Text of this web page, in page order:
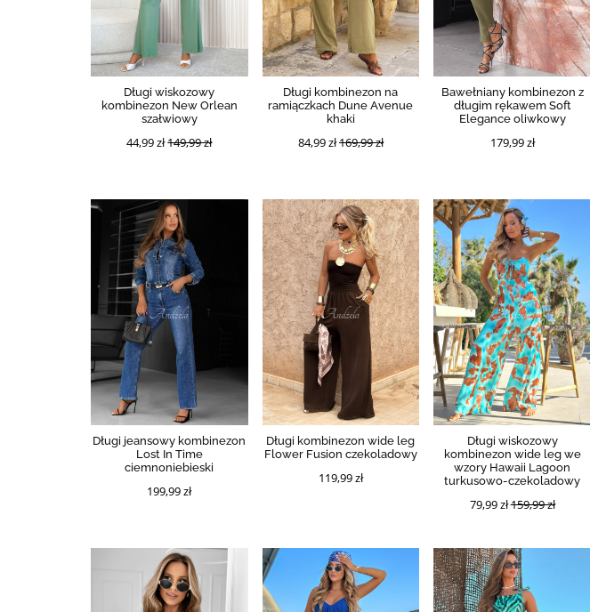
Długi wiskozowy
kombinezon New Orlean
szałwiowy
44,99 zł149,99 zł
Długi kombinezon na
ramiączkach Dune Avenue
khaki
84,99 zł169,99 zł
Bawełniany kombinezon z
długim rękawem Soft
Elegance oliwkowy
179,99 zł
Długi jeansowy kombinezon
Lost In Time
ciemnoniebieski
199,99 zł
Długi kombinezon wide leg
Flower Fusion czekoladowy
119,99 zł
Długi wiskozowy
kombinezon wide leg we
wzory Hawaii Lagoon
turkusowo-czekoladowy
79,99 zł159,99 zł